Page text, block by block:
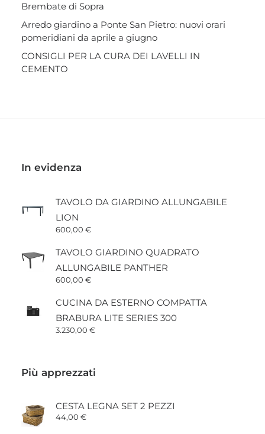
Brembate di Sopra
Arredo giardino a Ponte San Pietro: nuovi orari
pomeridiani da aprile a giugno
CONSIGLI PER LA CURA DEI LAVELLI IN
CEMENTO
In evidenza
TAVOLO DA GIARDINO ALLUNGABILE
LION
600,00 €
TAVOLO GIARDINO QUADRATO
ALLUNGABILE PANTHER
600,00 €
CUCINA DA ESTERNO COMPATTA
BRABURA LITE SERIES 300
3.230,00 €
Più apprezzati
CESTA LEGNA SET 2 PEZZI
44,00 €